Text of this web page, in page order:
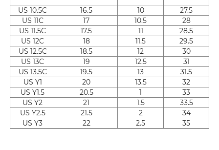
US 10.5C 16.5 10
27.5
US 11C
17 10.5
28
US 11.5C
17.5 11
28.5
US 12C
18 11.5
29.5
US 12.5C
18.5 12
30
US 13C
19 12.5
31
US 13.5C
19.5 13
31.5
US Y1
20 13.5
32
US Y1.5
20.5 1
33
US Y2
21 1.5
33.5
US Y2.5
21.5 2
34
US Y3
22 2.5 35